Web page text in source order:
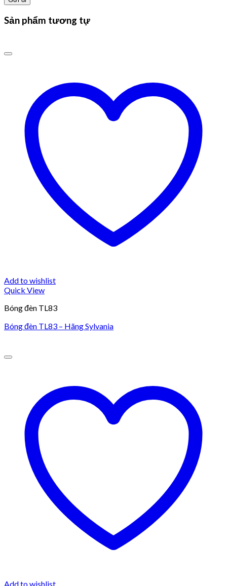
Sản phẩm tương tự
Add to wishlist
Quick View
Bóng đèn TL83
Bóng đèn TL83 – Hãng Sylvania
Add to wishlist